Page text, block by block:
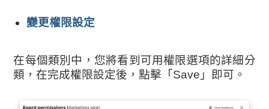
變更權限設定
在每個類別中，您將看到可用權限選項的詳細分
類，在完成權限設定後，點擊「Save」即可。